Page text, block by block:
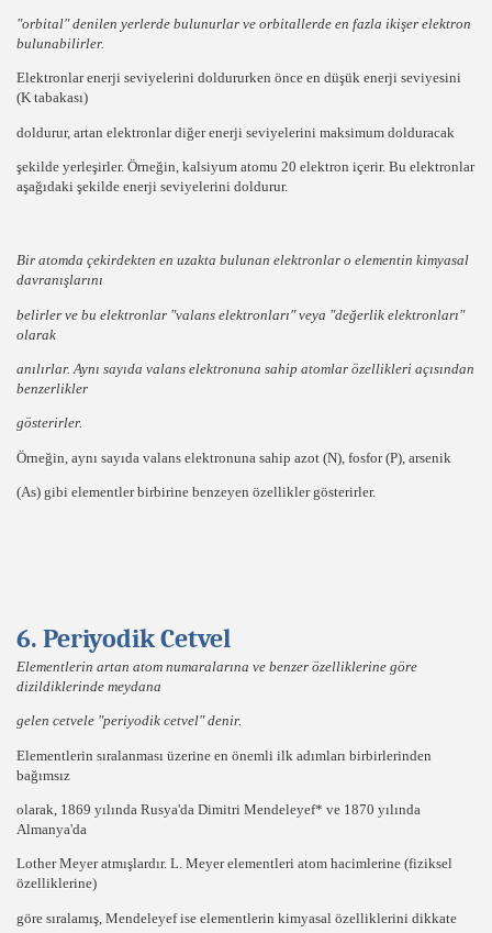
"orbital"denilen yerlerde bulunurlar ve orbitallerde en fazla ikişer elektron
bulunabilirler.
Elektronlar enerji seviyelerini doldururken önce en düşük enerji seviyesini
(K tabakası)
doldurur, artan elektronlar diğer enerji seviyelerini maksimum dolduracak
şekilde yerleşirler. Örneğin kalsiyum atomu 20 elektron içerir. Bu elektronlar
aşağıdaki şekilde enerji seviyelerini doldurur.
Bir atomda çekirdekten en uzakta bulunan elektronlar o elementin kimyasal
davranışlarını
belirler ve bu elektronlar "valans elektronları"veya "değerlik elektronları"
olarak
anılırlar. Aynı sayıda valans elektronuna sahip atomlar özellikleri açısından
benzerlikler
gösterirler.
Örneğin , aynı sayıda valans elektronuna sahip azot (N) , fosfor(P) , arsenik
(As) gibi elementler birbirine benzeyen özellikler gösterirler.
6. Periyodik Cetvel
Elementlerin artan atom numaralarına ve benzer özelliklerine göre
dizildiklerinde meydana
gelen cetvele "periyodik cetvel"denir.
Elementlerin sıralanması üzerine en önemli ilk adımları birbirlerinden
bağımsız
olarak, 1869 yılında Rusya'da Dimitri Mendeleyef* ve 1870 yılında
Almanya'da
Lother Meyeratmışlardır. L. Meyerelementleri atom hacimlerine (fiziksel
özelliklerine)
göre sıralamış, Mendeleyefise elementlerin kimyasal özelliklerini dikkate